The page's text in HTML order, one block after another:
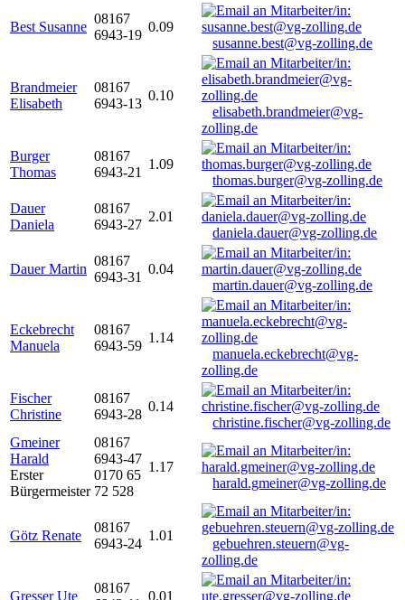
Best Susanne
08167
6943-19
0.09
susanne.best@vg-zolling.de
Brandmeier
Elisabeth
08167
6943-13
0.10
elisabeth.brandmeier@vg-
zolling.de
Burger
Thomas
08167
6943-21
1.09
thomas.burger@vg-zolling.de
Dauer
Daniela
08167
6943-27
2.01
daniela.dauer@vg-zolling.de
Dauer Martin
08167
6943-31
0.04
martin.dauer@vg-zolling.de
Eckebrecht
Manuela
08167
6943-59
1.14
manuela.eckebrecht@vg-
zolling.de
Fischer
Christine
08167
6943-28
0.14
christine.fischer@vg-zolling.de
Gmeiner
Harald
Erster
Bürgermeister
08167
6943-47
0170 65
72 528
1.17
harald.gmeiner@vg-zolling.de
Götz Renate
08167
6943-24
1.01
gebuehren.steuern@vg-
zolling.de
Gresser Ute
08167
0.01